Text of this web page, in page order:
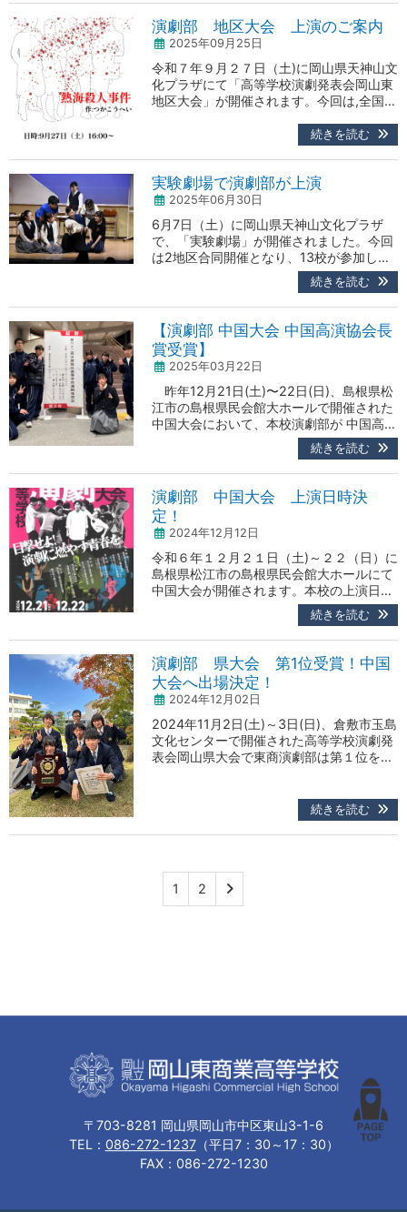
されます。本校上演日時が決定しました
ら、お知らせします。是非皆様でお越しく
ださい。
演劇部 地区大会 上演のご案内
2025年09月25日
令和７年９月２７日（土)に岡山県天神山文
化プラザにて「高等学校演劇発表会岡山東
地区大会」が開催されます。今回は,全国大
で、どなたでも鑑賞いただけます。みなさ
まお誘い合わせの上、是非お越しくださ
１６：００～１７：００ ■場所：岡山県天
神山文化プラザ （岡山県立美術館
裏）（駐車場はありません。） ■ 演目：
「熱海殺人…
続きを読む
実験劇場で演劇部が上演
2025年06月30日
6月7日（土）に岡山県天神山文化プラザ
で、「実験劇場」が開催されました。今回
は2地区合同開催となり、13校が参加しま
した。各校とも1年生を迎え、フレッシュ
な舞台が目白押しでした。本校演劇部も無
事に上演を終え、会場は満席の観衆に包ま
れました。今年度初めての劇場公演で、た
くさんの貴重な経験が出来ました。 ■演
目：「七人の部長」作 越智優 ■観客の感
想より ・それぞれの個性が輝いていまし
た。雨の表現とそ…
続きを読む
【演劇部 中国大会 中国高演協会長
賞受賞】
2025年03月22日
昨年12月21日(土)〜22日(日)、島根県松
江市の島根県民会館大ホールで開催された
中国大会において、本校演劇部が 中国高演
協会長賞 を受賞しました！ 中国大会に
は4年連続出場となり、今年も素晴らしい
成果を収めることができました。多くの素
晴らしい上演が続く中、部員一人ひとりが
力を発揮した結果です。 今後も、温かい応
援をよろしくお願いいたします！
続きを読む
演劇部 中国大会 上演日時決
定！
2024年12月12日
令和６年１２月２１日（土)～２２（日）に
島根県松江市の島根県民会館大ホールにて
中国大会が開催されます。本校の上演日程
が決定しましたので、お知らせします。今
回は中国ブロック各県代表に選ばれた学校
が上演を行い、全国大会へつながる年に１
回の大会となります。一般公開され、どな
たでも無料で入場することができます。今
年のクリスマス前は松江へ！是非、皆様で
お越しください。 本校の上演 ■日時：１
２／２２（日）１…
続きを読む
演劇部 県大会 第1位受賞！中国
大会へ出場決定！
2024年12月02日
2024年11月2日(土)～3日(日)、倉敷市玉島
文化センターで開催された高等学校演劇発
表会岡山県大会で東商演劇部は第１位を受
館大ホールで開催されます。全国大会へつ
ながる年に１回の大会となります。一般公
開され、どなたでも無料で入場することが
是非お越しください。日程が決定しました
ら、お…
続きを読む
1 2
〒703-8281 岡山県岡山市中区東山3-1-6
TEL： 086-272-1237（平日7：30～17：30）
FAX：086-272-1230